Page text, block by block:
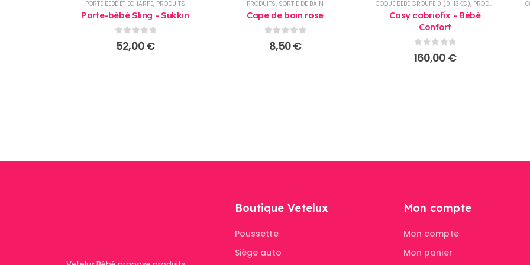
PORTE BEBE ET ECHARPE, PRODUITS
Porte-bébé Sling - Sukkiri
0sur 5
52,00€
PRODUITS, SORTIE DE BAIN
Cape de bain rose
sur 5
8,50€
COQUE BEBE GROUPE 0 (0-13KG), PRODUITS
Cosy cabriofix - Bébé
Confort
0sur 5
160,00 €
Boutique Vetelux
Poussette
Siège auto
Mon compte
Mon compte
Mon panier